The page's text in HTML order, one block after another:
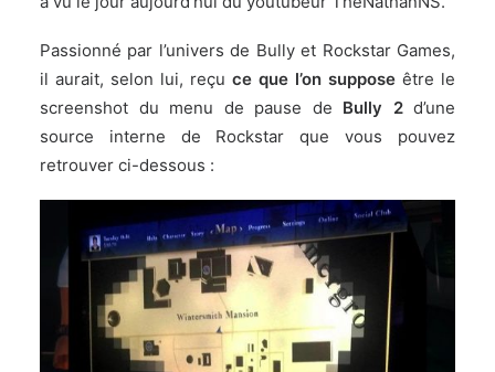
Passionné par l’univers de Bully et Rockstar Games,
il aurait, selon lui, reçu ce que l’on suppose être le
screenshot du menu de pause de Bully 2d’une
source interne de Rockstar que vous pouvez
retrouver ci-dessous :